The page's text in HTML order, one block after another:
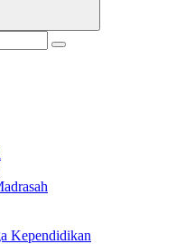
Kependidikan